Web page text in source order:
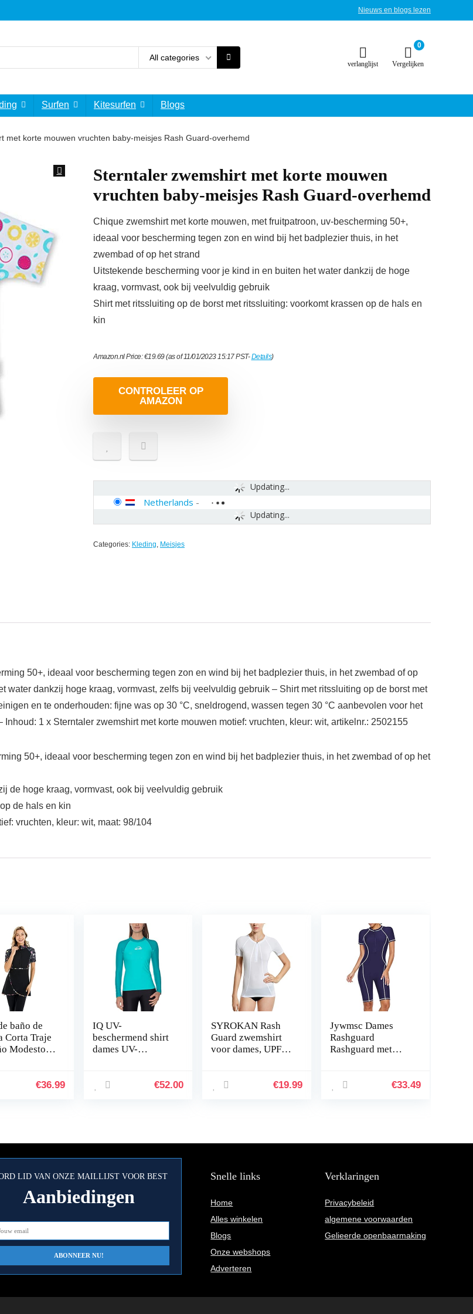
Nieuws en blogs lezen
All categories
verlanglijst
0
Vergelijken
Surfen Kitesurfen Blogs
met korte mouwen vruchten baby-meisjes Rash Guard-overhemd
Sterntaler zwemshirt met korte mouwen
vruchten baby-meisjes Rash Guard-overhemd
Chique zwemshirt met korte mouwen, met fruitpatroon, uv-bescherming 50+,
ideaal voor bescherming tegen zon en wind bij het badplezier thuis, in het
zwembad of op het strand
Uitstekende bescherming voor je kind in en buiten het water dankzij de hoge
kraag, vormvast, ook bij veelvuldig gebruik
Shirt met ritssluiting op de borst met ritssluiting: voorkomt krassen op de hals en
kin
Amazon.nl Price:€19.69(as of 11/01/2023 15:17 PST-Details)
CONTROLEER OP
AMAZON
Updating...
Updating...
Netherlands -
Categories: Kleding, Meisjes
50+, ideaal voor bescherming tegen zon en wind bij het badplezier thuis, in het zwembad of op
water dankzij hoge kraag, vormvast, zelfs bij veelvuldig gebruik – Shirt met ritssluiting op de borst met
en te onderhouden: fijne was op 30 °C, sneldrogend, wassen tegen 30 °C aanbevolen voor het
1 x Sterntaler zwemshirt met korte mouwen motief: vruchten, kleur: wit, artikelnr.: 2502155
50+, ideaal voor bescherming tegen zon en wind bij het badplezier thuis, in het zwembad of op het
de hoge kraag, vormvast, ook bij veelvuldig gebruik
de hals en kin
vruchten, kleur: wit, maat: 98/104
baño de
Corta Traje
Modesto
Surf Ropa
€36.99
IQ UV-
beschermend shirt
dames UV-
€52.00
SYROKAN Rash
Guard zwemshirt
voor dames, UPF
€19.99
Jywmsc Dames
Rashguard
Rashguard met
voorkant uit één
€33.49
LID VAN ONZE MAILLIJST VOOR BEST
Aanbiedingen
Snelle links
Home
Alles winkelen
Blogs
Onze webshops
Adverteren
Verklaringen
Privacybeleid
algemene voorwaarden
Gelieerde openbaarmaking